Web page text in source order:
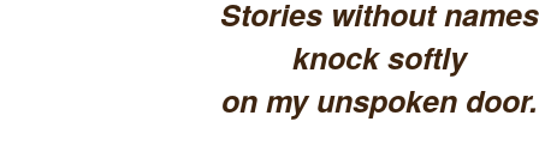
Stories without names
knock softly
on my unspoken door.